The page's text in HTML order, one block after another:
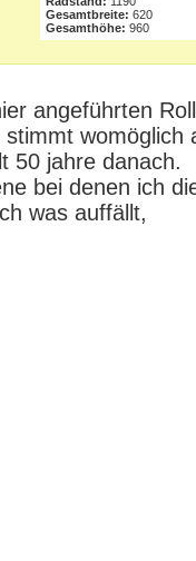
Gesamtbreite: 620
Gesamthöhe: 960
angeführten
womöglich
50 jahre danach.
bei denen ich
was auffällt,